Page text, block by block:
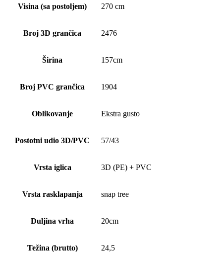
Visina (sa postoljem) 270 cm
Broj 3D grančica 2476
Širina 157cm
Broj PVC grančica 1904
Oblikovanje Ekstra gusto
Postotni udio 3D/PVC 57/43
Vrsta iglica 3D (PE) + PVC
Vrsta rasklapanja snap tree
Duljina vrha 20cm
Težina (brutto) 24,5